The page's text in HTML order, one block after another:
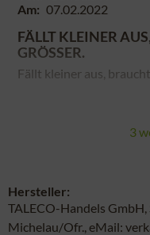
Am: 07.02.2022
FÄLLT KLEINER
GRÖSSER.
Fällt kleiner aus,
3
Hersteller:
TALECO-Handels
Michelau/Ofr., eMail: